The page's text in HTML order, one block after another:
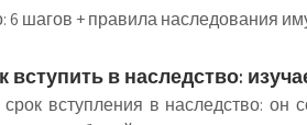
вступить в наследство:
вступления в наследство: он